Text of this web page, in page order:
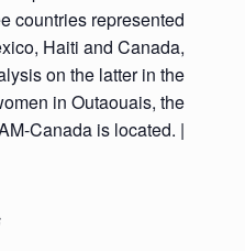
countries represented
Haiti and Canada,
on the latter in the
in Outaouais, the
Canada is located. |